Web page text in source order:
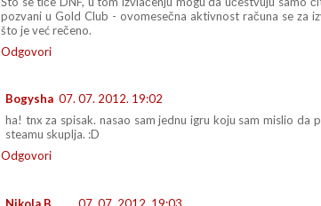
pozvani u Gold Club - ovomesečna aktivnost računa se za
što je već rečeno.
Odgovori
Bogysha 07. 07. 2012. 19:02
ha! tnx za spisak. nasao sam jednu igru koju sam mislio da
steamu skuplja. :D
Odgovori